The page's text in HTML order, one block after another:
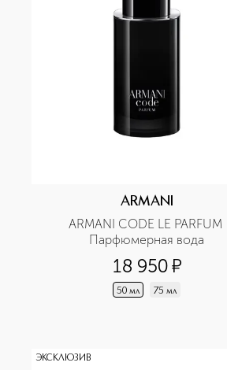
ARMANI
ARMANI CODE LE PARFUM
Парфюмерная вода
18 950¤
50 мл 75 мл
ЭКСКЛЮЗИВ